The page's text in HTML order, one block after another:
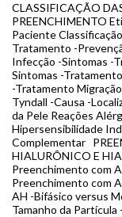
CLASSIFICAÇÃO
PREENCHIMENTO
Paciente
Tratamento -
Infecção -Sintomas -
Sintomas -
-Tratamento
Tyndall -Causa -
da Pele Reações
Hipersensibilidade
Complementar
HIALURÔNICO E
Preenchimento com
Preenchimento com
AH -Bifásico versus
Tamanho da Partícula